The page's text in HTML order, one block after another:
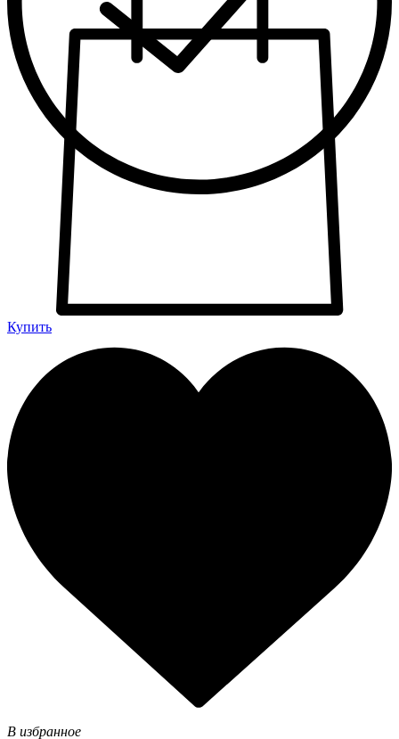
Купить
В избранное